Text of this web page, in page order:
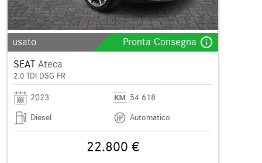
usato Pronta Consegna info_outline
SEAT Ateca
2.0 TDI DSG FR
2023
54.618
Diesel
Automatico
22.800 €